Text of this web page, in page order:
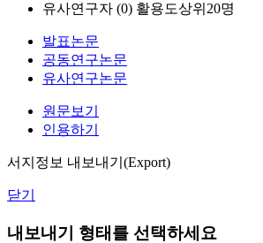
유사연구자 (0) 활용도상위20명
발표논문
공동연구논문
유사연구논문
원문보기
인용하기
서지정보 내보내기(Export)
닫기
내보내기 형태를 선택하세요